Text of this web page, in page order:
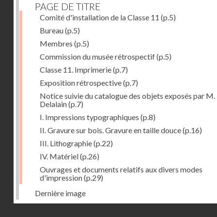
PAGE DE TITRE
Comité d'installation de la Classe 11 (p.5)
Bureau(p.5)
Membres (p.5)
Commission du musée rétrospectif(p.5)
Classe 11. Imprimerie(p.7)
Exposition rétrospective(p.7)
Notice suivie du catalogue des objets exposés par M.
Delalain(p.7)
I. Impressions typographiques (p.8)
II. Gravure sur bois. Gravure en taille douce(p.16)
III. Lithographie(p.22)
IV. Matériel(p.26)
Ouvrages et documents relatifs aux divers modes
d'impression(p.29)
Dernière image